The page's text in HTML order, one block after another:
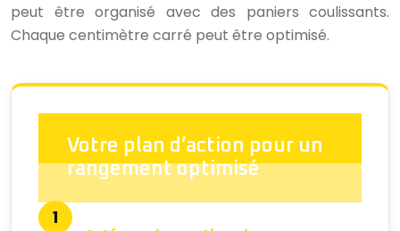
peut être organisé avec des paniers coulissants.
Chaque centimètre carré peut être optimisé.
Votre plan d’action pour un
rangement optimisé